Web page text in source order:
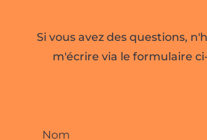
Si vous avez des questions,
m'écrire via le formulaire